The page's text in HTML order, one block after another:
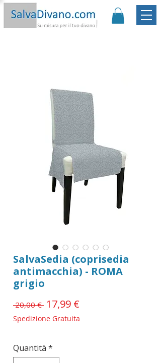
SalvaSedia (coprisedia
antimacchia) - ROMA
grigio
20,00 € Prezzo
regolare
17,99 €
Spedizione Gratuita
Quantità *